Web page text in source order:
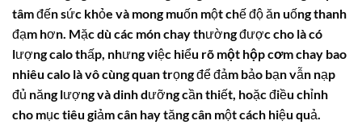
tâm đến sức khỏe và mong muốn một chế độ ăn uống thanh
đạm hơn. Mặc dù các món chay thường được cho là có
lượng calo thấp, nhưng việc hiểu rõ một hộp cơm chay bao
nhiêu calo là vô cùng quan trọng để đảm bảo bạn vẫn nạp
đủ năng lượng và dinh dưỡng cần thiết, hoặc điều chỉnh
cho mục tiêu giảm cân hay tăng cân một cách hiệu quả.